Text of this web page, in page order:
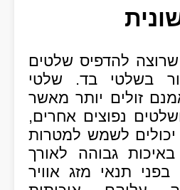
להדפיס שלטים
בשלטי בד. שלטי
זולים יותר מאשר
נפוצים אחרים,
לשמש למטרות
גבוהה לאורך
תנאי מזג אוויר